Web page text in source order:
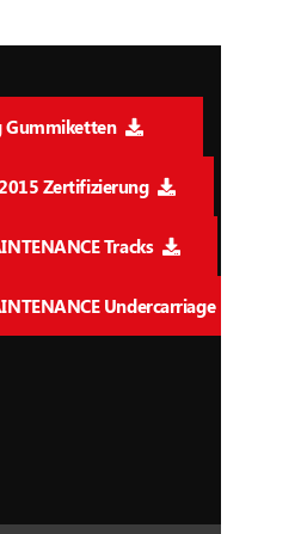
Gummiketten
Zertifizierung
Tracks
Undercarriage